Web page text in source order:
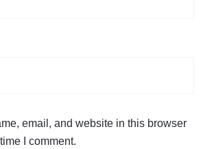
email, and website in this browser
I comment.